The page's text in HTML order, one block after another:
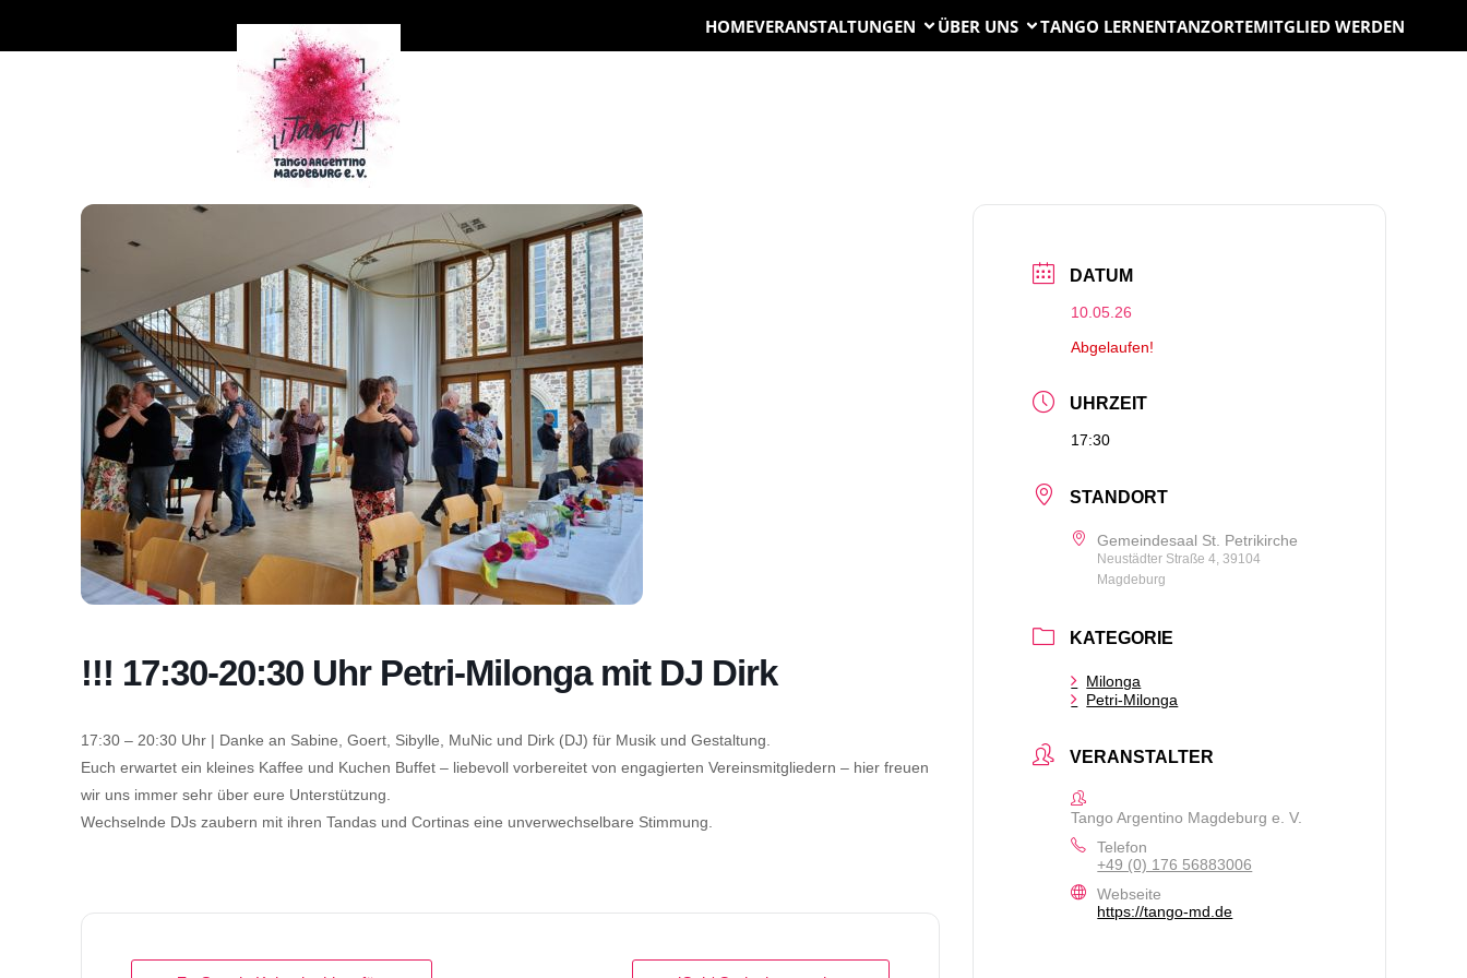
HOMEVERANSTALTUNGEN ÜBER UNS TANGO LERNENTANZORTEMITGLIED WERDEN
!!! 17:30-20:30 Uhr Petri-Milonga mit DJ Dirk
17:30 – 20:30 Uhr | Danke an Sabine, Goert, Sibylle, MuNic und Dirk (DJ) für Musik und Gestaltung.
Euch erwartet ein kleines Kaffee und Kuchen Buffet – liebevoll vorbereitet von engagierten Vereinsmitgliedern – hier freuen
wir uns immer sehr über eure Unterstützung.
Wechselnde DJs zaubern mit ihren Tandas und Cortinas eine unverwechselbare Stimmung.
DATUM
10.05.26
Abgelaufen!
UHRZEIT
17:30
STANDORT
Gemeindesaal St. Petrikirche
Neustädter Straße 4, 39104
Magdeburg
KATEGORIE
Milonga
Petri-Milonga
VERANSTALTER
Tango Argentino Magdeburg e. V.
Telefon
+49 (0) 176 56883006
Webseite
https://tango-md.de